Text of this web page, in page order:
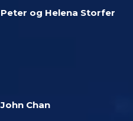
Peter og Helena Storfer
John Chan